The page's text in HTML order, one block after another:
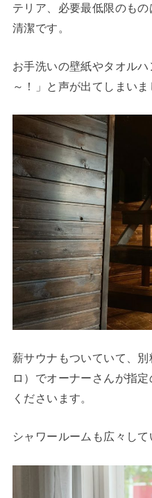
テリア、必要最低限のも
清潔です。
お手洗いの壁紙やタオル
～！」と声が出てしまいま
薪サウナもついていて、
ロ）でオーナーさんが指
くださいます。
シャワールームも広々して